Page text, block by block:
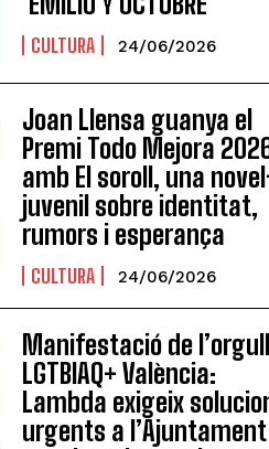
CULTURA 24/06/2026
Joan Llensa guanya el
Premi Todo Mejora
amb El soroll, una
juvenil sobre identitat,
rumors i esperança
CULTURA 24/06/2026
Manifestació de l’orgull
LGTBIAQ+ València:
Lambda exigeix
urgents a l’Ajuntament